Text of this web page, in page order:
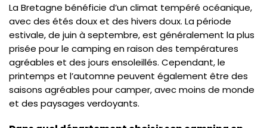
La Bretagne bénéficie d’un climat tempéré océanique,
avec des étés doux et des hivers doux. La période
estivale, de juin à septembre, est généralement la plus
prisée pour le camping en raison des températures
agréables et des jours ensoleillés. Cependant, le
printemps et l’automne peuvent également être des
saisons agréables pour camper, avec moins de monde
et des paysages verdoyants.